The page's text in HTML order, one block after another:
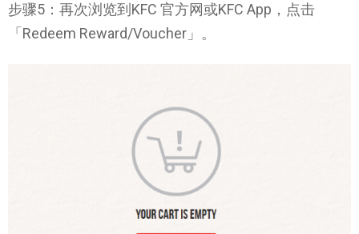
步骤5：再次浏览到KFC 官方网或KFC App，点击
「Redeem Reward/Voucher」。